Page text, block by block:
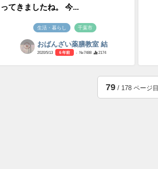
ってきましたね。 今...
生活・暮らし 千葉市
おばんざい薬膳教室 結
2020/5/13 6 年前 - №7488 2174
79/ 178 ページ目